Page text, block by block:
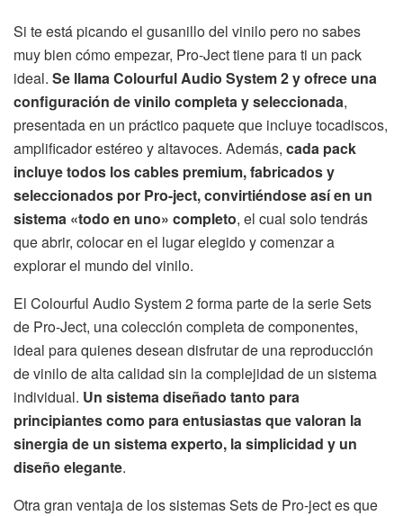
Si te está picando el gusanillo del vinilo pero no sabes
muy bien cómo empezar, Pro-Ject tiene para ti un pack
ideal. Se llama Colourful Audio System 2 y ofrece una
configuración de vinilo completa y seleccionada,
presentada en un práctico paquete que incluye tocadiscos,
amplificador estéreo y altavoces. Además, cada pack
incluye todos los cables premium, fabricados y
seleccionados por Pro-ject, convirtiéndose así en un
sistema «todo en uno» completo, el cual solo tendrás
que abrir, colocar en el lugar elegido y comenzar a
explorar el mundo del vinilo.
El Colourful Audio System 2 forma parte de la serie Sets
de Pro-Ject, una colección completa de componentes,
ideal para quienes desean disfrutar de una reproducción
de vinilo de alta calidad sin la complejidad de un sistema
individual. Un sistema diseñado tanto para
principiantes como para entusiastas que valoran la
sinergia de un sistema experto, la simplicidad y un
diseño elegante.
Otra gran ventaja de los sistemas Sets de Pro-ject es que